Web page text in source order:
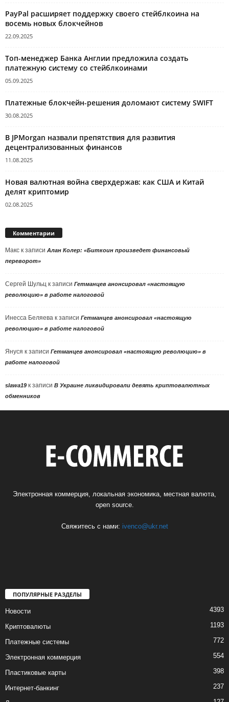
PayPal расширяет поддержку своего стейблкоина на
восемь новых блокчейнов
22.09.2025
Топ-менеджер Банка Англии предложила создать
платежную систему со стейблкоинами
05.09.2025
Платежные блокчейн-решения доломают систему SWIFT
30.08.2025
В JPMorgan назвали препятствия для развития
децентрализованных финансов
11.08.2025
Новая валютная война сверхдержав: как США и Китай
делят криптомир
02.08.2025
Комментарии
Макс к записи Алан Колер: «Биткоин произведет финансовый
переворот»
Сергей Шульц к записи Гетманцев анонсировал «настоящую
революцию» в работе налоговой
Инесса Беляева к записи Гетманцев анонсировал «настоящую
революцию» в работе налоговой
Януся к записи Гетманцев анонсировал «настоящую революцию» в
работе налоговой
slawa19 к записи В Украине ликвидировали девять криптовалютных
обменников
Электронная коммерция, локальная экономика, местная валюта,
open source.
Свяжитесь с нами: ivenco@ukr.net
ПОПУЛЯРНЫЕ РАЗДЕЛЫ
Новости 4393
Криптовалюты 1193
Платежные системы 772
Электронная коммерция 554
Пластиковые карты 398
Интернет-банкинг 237